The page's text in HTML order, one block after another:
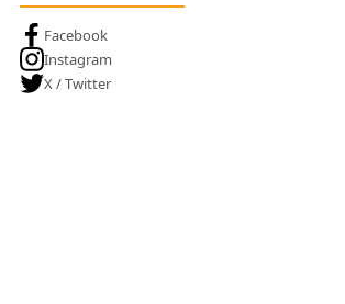
Facebook
Instagram
X / Twitter